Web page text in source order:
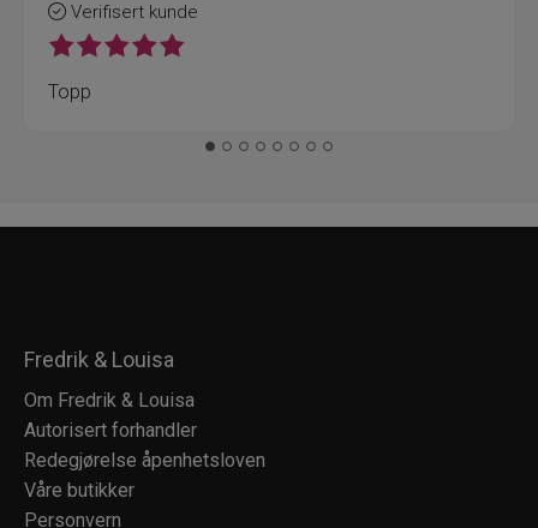
Verifisert kunde
Topp
Fredrik & Louisa
Om Fredrik & Louisa
Autorisert forhandler
Redegjørelse åpenhetsloven
Våre butikker
Personvern